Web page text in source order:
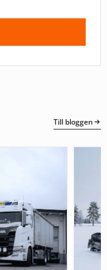
Till bloggen